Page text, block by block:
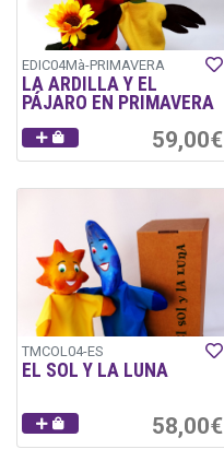
EDIC04Mà-PRIMAVERA
LA ARDILLA Y EL
PÁJARO EN PRIMAVERA
59,00€
TMCOL04-ES
EL SOL Y LA LUNA
58,00€